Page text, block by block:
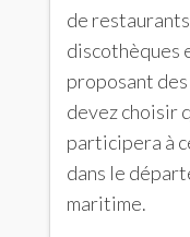
de
discothèques
proposant
devez choisir
participera à
dans le
maritime.